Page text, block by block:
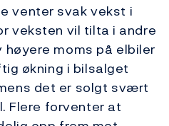
venter svak vekst i
veksten vil tilta i andre
moms på elbiler
økning i bilsalget
det er solgt svært
Flere forventer at